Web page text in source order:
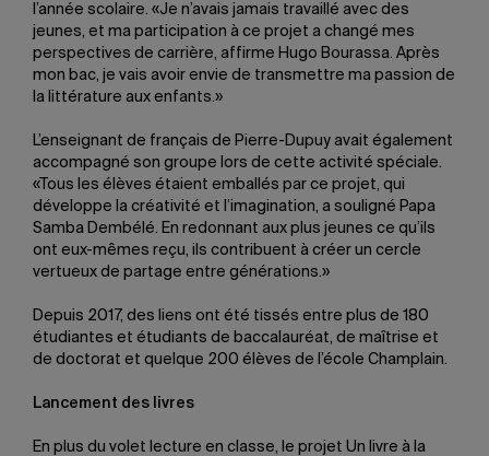
l’année scolaire. «Je n’avais jamais travaillé avec des
jeunes, et ma participation à ce projet a changé mes
perspectives de carrière, affirme Hugo Bourassa. Après
mon bac, je vais avoir envie de transmettre ma passion de
la littérature aux enfants.»
L’enseignant de français de Pierre-Dupuy avait également
accompagné son groupe lors de cette activité spéciale.
«Tous les élèves étaient emballés par ce projet, qui
développe la créativité et l’imagination, a souligné Papa
Samba Dembélé. En redonnant aux plus jeunes ce qu’ils
ont eux-mêmes reçu, ils contribuent à créer un cercle
vertueux de partage entre générations.»
Depuis 2017, des liens ont été tissés entre plus de 180
étudiantes et étudiants de baccalauréat, de maîtrise et
de doctorat et quelque 200 élèves de l’école Champlain.
Lancement des livres
En plus du volet lecture en classe, le projet Un livre à la